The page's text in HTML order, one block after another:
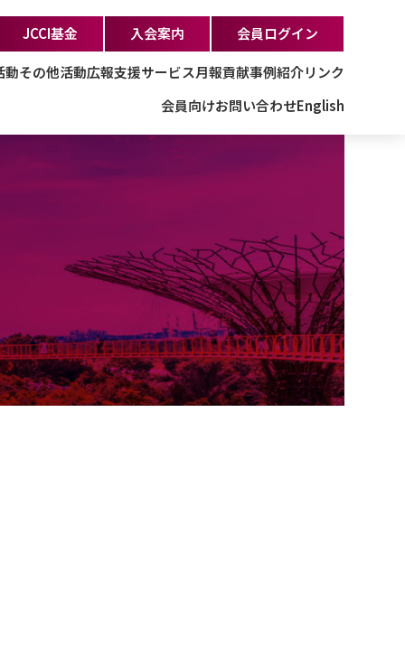
JCCI基金 入会案内 会員ログイン
動その他活動広報支援サービス月報貢献事例紹介リンク
会員向けお問い合わせEnglish